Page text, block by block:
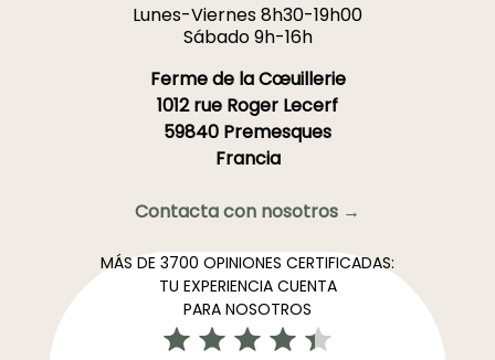
Lunes-Viernes 8h30-19h00
Sábado 9h-16h
Ferme de la Cœuillerie
1012 rue Roger Lecerf
59840 Premesques
Francia
Contacta con nosotros →
MÁS DE 3700 OPINIONES CERTIFICADAS:
TU EXPERIENCIA CUENTA
PARA NOSOTROS